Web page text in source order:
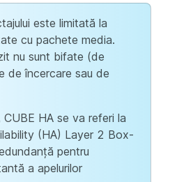
este limitată la
cu pachete media.
nu sunt bifate (de
de încercare sau de
HA se va referi la
(HA) Layer 2 Box-
pentru
a apelurilor